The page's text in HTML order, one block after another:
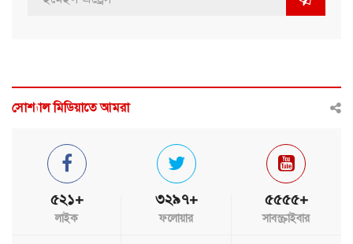
সোশ্যাল মিডিয়াতে আমরা
৫২১+
লাইক
৩২৯৭+
ফলোয়ার
৫৫৫৫+
সাবস্ক্রাইবার